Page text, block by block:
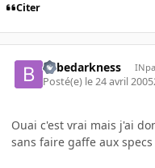
Citer
bebedarkness
Posté(e) le 24 avril 2005
Ouai c'est vrai mais j'ai
sans faire gaffe aux specs